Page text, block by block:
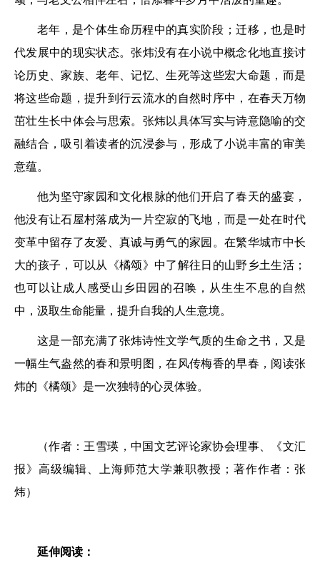
老年，是个体生命历程中的真实阶段；迁移，也是时
代发展中的现实状态。张炜没有在小说中概念化地直接讨
论历史、家族、老年、记忆、生死等这些宏大命题，而是
将这些命题，提升到行云流水的自然时序中，在春天万物
茁壮生长中体会与思索。张炜以具体写实与诗意隐喻的交
融结合，吸引着读者的沉浸参与，形成了小说丰富的审美
意蕴。
他为坚守家园和文化根脉的他们开启了春天的盛宴，
他没有让石屋村落成为一片空寂的飞地，而是一处在时代
变革中留存了友爱、真诚与勇气的家园。在繁华城市中长
大的孩子，可以从《橘颂》中了解往日的山野乡土生活；
也可以让成人感受山乡田园的召唤，从生生不息的自然
中，汲取生命能量，提升自我的人生意境。
这是一部充满了张炜诗性文学气质的生命之书，又是
一幅生气盎然的春和景明图，在风传梅香的早春，阅读张
炜的《橘颂》是一次独特的心灵体验。
（作者：王雪瑛，中国文艺评论家协会理事、《文汇
报》高级编辑、上海师范大学兼职教授；著作作者：张
炜）
延伸阅读：